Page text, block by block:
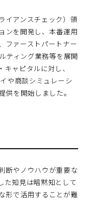
イアンスチェック）領
ンを開発し、本番運用
ファーストパートナー
ティング業務等を展開
ャピタルに対し、
や商談シミュレーシ
を開始しました。
断やノウハウが重要な
た知見は暗黙知として
形で活用することが難